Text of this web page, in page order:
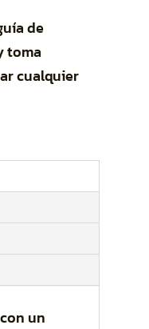
de
toma
cualquier
un